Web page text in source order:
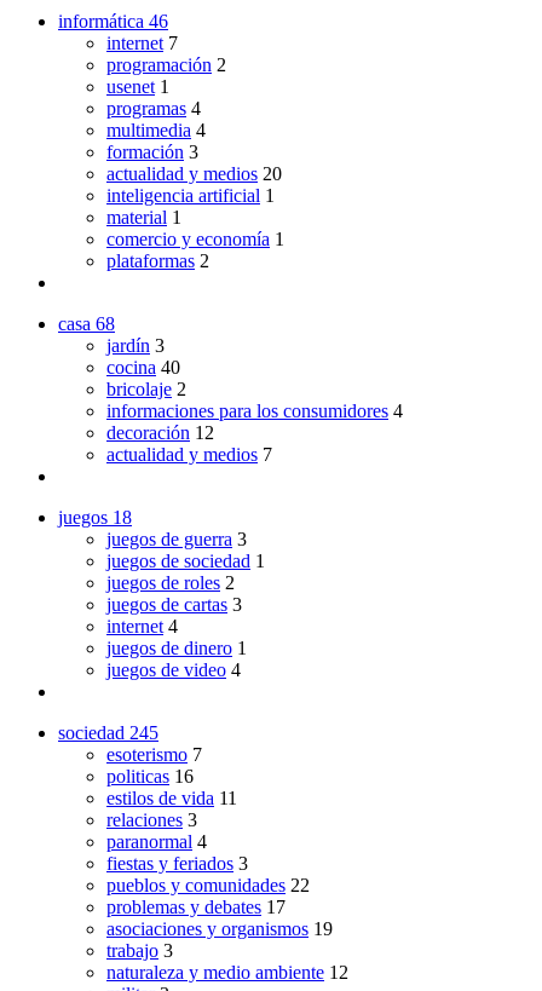
informática 46
internet 7
programación 2
usenet 1
programas 4
multimedia 4
formación 3
actualidad y medios 20
inteligencia artificial 1
material 1
comercio y economía 1
plataformas 2
casa 68
jardín 3
cocina 40
bricolaje 2
informaciones para los consumidores 4
decoración 12
actualidad y medios 7
juegos 18
juegos de guerra 3
juegos de sociedad 1
juegos de roles 2
juegos de cartas 3
internet 4
juegos de dinero 1
juegos de video 4
sociedad 245
esoterismo 7
politicas 16
estilos de vida 11
relaciones 3
paranormal 4
fiestas y feriados 3
pueblos y comunidades 22
problemas y debates 17
asociaciones y organismos 19
trabajo 3
naturaleza y medio ambiente 12